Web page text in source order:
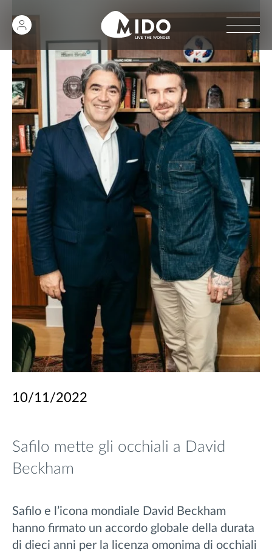
10/11/2022
Safilo mette gli occhiali a David
Beckham
Safilo e l’icona mondiale David Beckham
hanno firmato un accordo globale della durata
di dieci anni per la licenza omonima di occhiali